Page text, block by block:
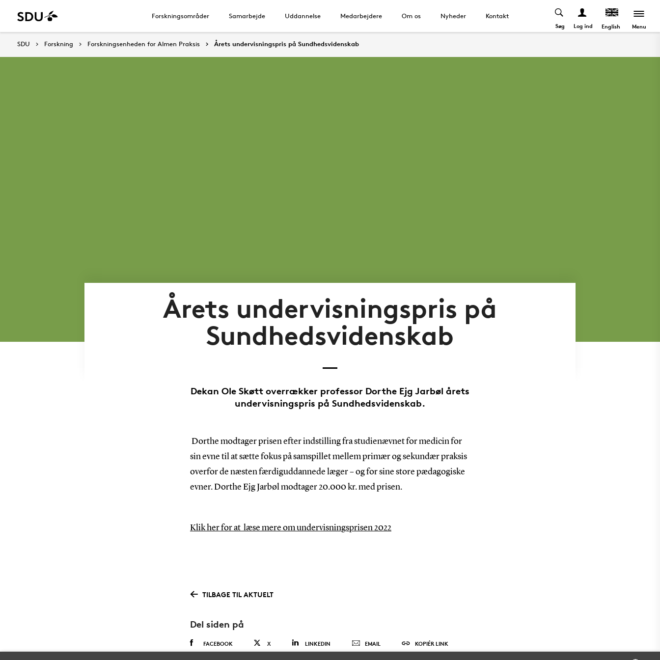
Forskningsområder Samarbejde Uddannelse Medarbejdere Om os Nyheder Kontakt
Søg Log ind English Menu
SDU Forskning Forskningsenheden for Almen Praksis Årets undervisningspris på Sundhedsvidenskab
Årets undervisningspris på
Sundhedsvidenskab
Dekan Ole Skøtt overrækker professor Dorthe Ejg Jarbøl årets
undervisningspris på Sundhedsvidenskab.
Dorthe modtager prisen efter indstilling fra studienævnet for medicin for
sin evne til at sætte fokus på samspillet mellem primær og sekundær praksis
overfor de næsten færdiguddannede læger – og for sine store pædagogiske
evner. Dorthe Ejg Jarbøl modtager 20.000 kr. med prisen.
Klik her for at læse mere om undervisningsprisen 2022
TILBAGE TIL AKTUELT
Del siden på
FACEBOOK X LINKEDIN EMAIL KOPIÉR LINK